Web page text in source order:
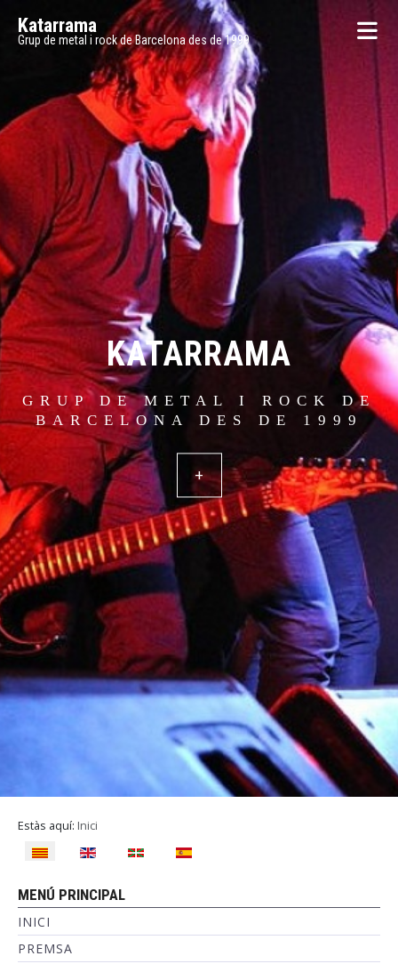
Katarrama
Grup de metal i rock de Barcelona des de 1999
KATARRAMA
GRUP DE METAL I ROCK DE
BARCELONA DES DE 1999
+
Estàs aquí: Inici
Seleccioni el seu idioma
MENÚ PRINCIPAL
INICI
PREMSA